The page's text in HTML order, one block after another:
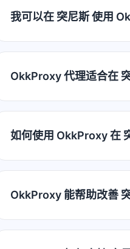
我可以在 突尼斯 使用
OkkProxy 代理适合在
如何使用 OkkProxy 在
OkkProxy 能帮助改善